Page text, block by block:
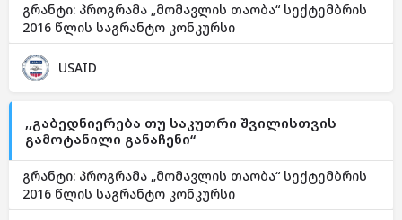
გრანტი: პროგრამა „მომავლის თაობა“ სექტემბრის
2016 წლის საგრანტო კონკურსი
USAID
,,გაბედნიერება თუ საკუთრი შვილისთვის
გამოტანილი განაჩენი“
გრანტი: პროგრამა „მომავლის თაობა“ სექტემბრის
2016 წლის საგრანტო კონკურსი